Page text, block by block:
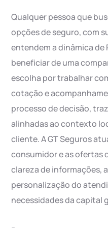
Qualquer pessoa que
opções de seguro, com
entendem a dinâmica de
beneficiar de uma
escolha por trabalhar
cotação e
processo de decisão,
alinhadas ao contexto
cliente. A GT Seguros
consumidor e as ofertas
clareza de informações,
personalização do
necessidades da capital